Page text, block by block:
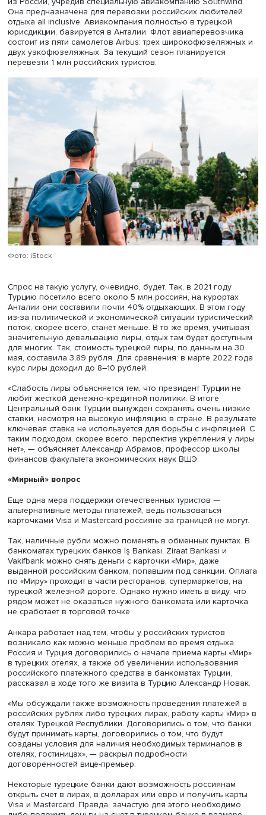
При этом поставки планируется активно наращивать. По
словам Сергея Левина, Россия готова выступать
зерновых и зернобобовых культур для Турции, и
будет работать над тем, чтобы торговый поток был
стабильным и планомерно растущим.
«В течение 25 лет Турция импортирует из России зерно
будет продолжать покупать в будущем. Вот почему
важно находить механизмы для устранения
преград», — сказал на том же мероприятии директор
Международной ассоциации производителей муки
Гюнхан Улусой. По словам заместителя председателя
правления Ассоциации поставщиков зерновых
Хикмета Озкана, необходимо разработать
методы платежей, а также устранить проблемы в
аккредитивов, особенно для небольших компаний.
Спецборт для россиян
Туристическая отрасль имеет ключевое значение для
а российские туристы приносят ей миллиарды
Она предназначена для перевозки российских
отдыха all inclusive. Авиакомпания полностью в
юрисдикции, базируется в Анталии. Флот
состоит из пяти самолетов Airbus: трех
двух узкофюзеляжных. За текущий сезон планируется
перевезти 1 млн российских туристов.
Фото: iStock
Спрос на такую услугу, очевидно, будет. Так, в 2021 году
Анталии они составили почти 40% отдыхающих. В этом
из-за политической и экономической ситуации
поток, скорее всего, станет меньше. В то же время,
значительную девальвацию лиры, отдых там будет
для многих. Так, стоимость турецкой лиры, по данным
мая, составила 3,89 рубля. Для сравнения: в марте
курс лиры доходил до 8–10 рублей.
«Слабость лиры объясняется тем, что президент
любит жесткой денежно-кредитной политики. В итоге
Центральный банк Турции вынужден сохранять очень
ставки, несмотря на высокую инфляцию в стране. В
ключевая ставка не используется для борьбы с
таким подходом, скорее всего, перспектив укрепления
нет», — объясняет Александр Абрамов, профессор
финансов факультета экономических наук ВШЭ.